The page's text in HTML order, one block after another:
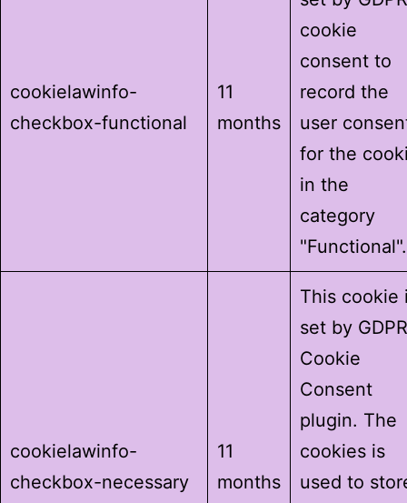
cookielawinfo-
checkbox-functional
11
months
cookie
consent to
record the
user
for the
in the
category
"Functional".
cookielawinfo-
checkbox-necessary
11
months
This cookie
set by GDPR
Cookie
Consent
plugin. The
cookies is
used to